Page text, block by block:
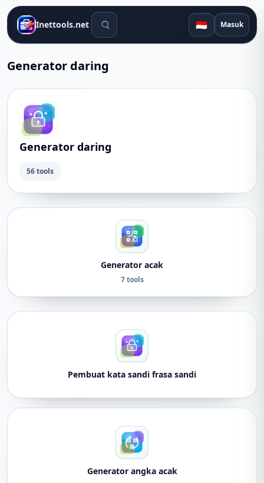
Inettools.net Alat pencarian 🇮🇩 Masuk
Generator daring
Generator daring
56 tools
Generator acak
7 tools
Pembuat kata sandi frasa sandi
Generator angka acak